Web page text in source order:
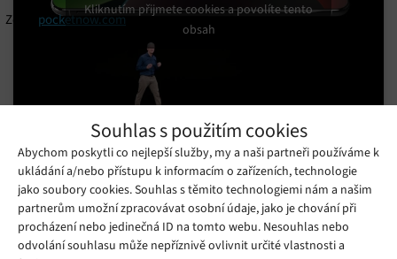
Souhlas s použitím cookies
Abychom poskytli co nejlepší služby, my a naši partneři používáme k
ukládání a/nebo přístupu k informacím o zařízeních, technologie
jako soubory cookies. Souhlas s těmito technologiemi nám a našim
partnerům umožní zpracovávat osobní údaje, jako je chování při
procházení nebo jedinečná ID na tomto webu. Nesouhlas nebo
odvolání souhlasu může nepříznivě ovlivnit určité vlastnosti a
Zdroj: pocketnow.com
Kliknutím přijmete cookies a povolíte tento
obsah
Mohlo by se vám líbit